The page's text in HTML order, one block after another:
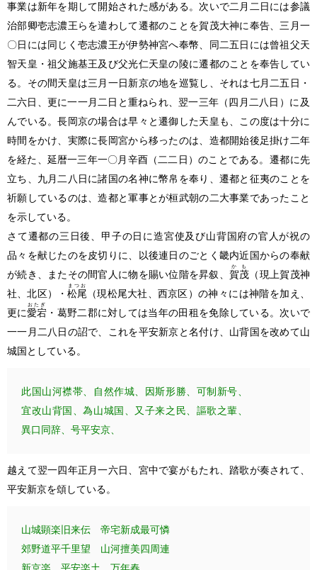
事業は新年を期して開始された感がある。次いで二月二日には参議
治部卿壱志濃王らを遣わして遷都のことを賀茂大神に奉告、三月一
〇日には同じく壱志濃王が伊勢神宮へ奉幣、同二五日には曾祖父天
智天皇・祖父施基王及び父光仁天皇の陵に遷都のことを奉告してい
る。その間天皇は三月一日新京の地を巡覧し、それは七月二五日・
二六日、更に一一月二日と重ねられ、翌一三年 （四月二八日） に及
んでいる。長岡京の場合は早々と遷御した天皇も、この度は十分に
時間をかけ、実際に長岡宮から移ったのは、造都開始後足掛け二年
を経た、延暦一三年一〇月辛酉 （二二日） のことである。遷都に先
立ち、九月二八日に諸国の名神に幣帛を奉り、遷都と征夷のことを
祈願しているのは、造都と軍事とが桓武朝の二大事業であったこと
を示している。
さて遷都の三日後、甲子の日に造宮使及び山背国府の官人が祝の
品々を献じたのを皮切りに、以後連日のごとく畿内近国からの奉献
が続き、またその間官人に物を賜い位階を昇叙、 賀茂
かも
（現上賀茂神
社、北区）
・ 松尾
まつお
（現松尾大社、西京区） の神々には神階を加え、
更に愛宕
おたぎ
・葛野二郡に対しては当年の田租を免除している。次いで
一一月二八日の詔で、これを平安新京と名付け、山背国を改めて山
城国としている。
此国山河襟帯、自然作城、因斯形勝、可制新号、
宜改山背国、為山城国、又子来之民、謳歌之輩、
異口同辞、号平安京、
越えて翌一四年正月一六日、宮中で宴がもたれ、踏歌が奏されて、
平安新京を頌している。
山城顕楽旧来伝 帝宅新成最可憐
郊野道平千里望 山河擅美四周連